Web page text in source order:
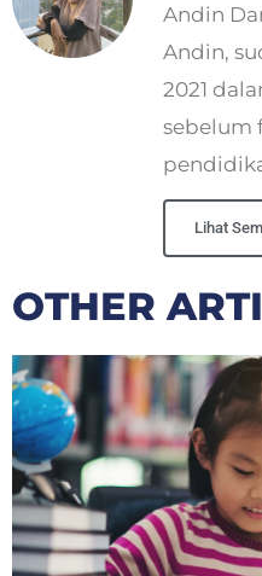
Andin
Andin,
2021
sebelum
Lihat
OTHER